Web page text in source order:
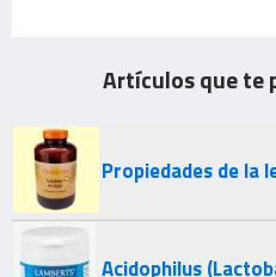
Artículos que te
Propiedades de la
Acidophilus